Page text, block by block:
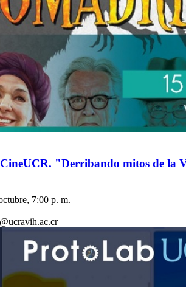
"Derribando mitos de la
7:00 p. m.
@ucravih.ac.cr